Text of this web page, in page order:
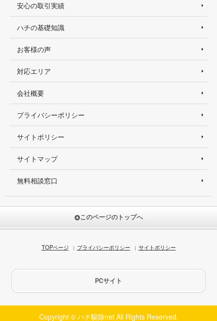
安心の取引実績
ハチの基礎知識
お客様の声
対応エリア
会社概要
プライバシーポリシー
サイトポリシー
サイトマップ
無料相談窓口
このページのトップへ
TOPページ プライバシーポリシー サイトポリシー
PCサイト
Copyright © ハチ駆除net All Rights Reserved.